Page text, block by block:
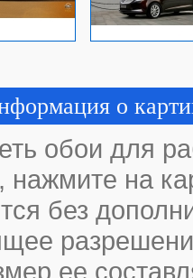
о
обои для
на
без
ее